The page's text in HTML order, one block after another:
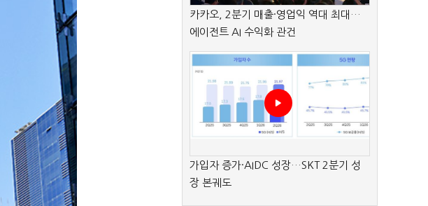
카카오, 2분기 매출·영업익 역대 최대…
에이전트 AI 수익화 관건
가입자 증가·AIDC 성장…SKT 2분기 성
장 본궤도